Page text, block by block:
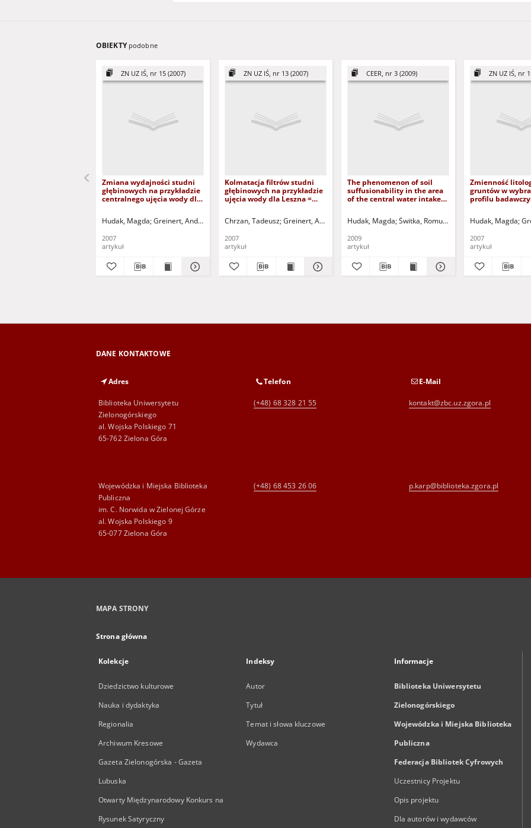
OBIEKTY podobne
ZN UZ IŚ, nr 15 (2007)
Zmiana wydajności studni
głębinowych na przykładzie
centralnego ujęcia wody dla
the central water intake in
Hudak, Magda Greinert, Andrzej - red. Kołodziejczyk, Urszula - red.
2007
artykuł
ZN UZ IŚ, nr 13 (2007)
Kolmatacja filtrów studni
głębinowych na przykładzie
ujęcia wody dla Leszna =
of groundwater intake for
Chrzan, Tadeusz Greinert, Andrzej - red. Kołodziejczyk, Urszula - red.
2007
artykuł
CEER, nr 3 (2009)
The phenomenon of soil
suffusionability in the area
of the central water intake
Hudak, Magda Świtka, Romuald - red.
2009
artykuł
ZN UZ IŚ, nr
Zmienność
gruntów w
profilu
w rejonie
ground in the
investigation?s
lake in Łęknica
Hudak, Magda
2007
artykuł
DANE KONTAKTOWE
Adres
Biblioteka Uniwersytetu
Zielonogórskiego
al. Wojska Polskiego 71
65-762 Zielona Góra
Telefon
(+48) 68 328 21 55
E-Mail
kontakt@zbc.uz.zgora.pl
Wojewódzka i Miejska Biblioteka
Publiczna
im. C. Norwida w Zielonej Górze
al. Wojska Polskiego 9
65-077 Zielona Góra
(+48) 68 453 26 06 p.karp@biblioteka.zgora.pl
MAPA STRONY
Strona główna
Kolekcje
Dziedzictwo kulturowe
Nauka i dydaktyka
Regionalia
Archiwum Kresowe
Gazeta Zielonogórska - Gazeta
Lubuska
Otwarty Międzynarodowy Konkurs na
Rysunek Satyryczny
Indeksy
Autor
Tytuł
Temat i słowa kluczowe
Wydawca
Informacje
Biblioteka Uniwersytetu
Zielonogórskiego
Wojewódzka i Miejska Biblioteka
Publiczna
Federacja Bibliotek Cyfrowych
Uczestnicy Projektu
Opis projektu
Dla autorów i wydawców